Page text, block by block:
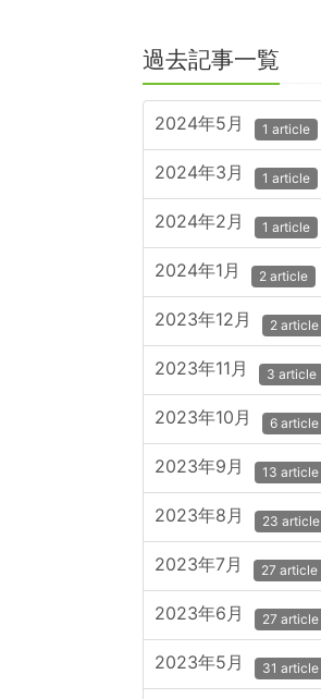
過去記事一覧
2024年5月 1 article
2024年3月 1 article
2024年2月 1 article
2024年1月 2 article
2023年12月 2 article
2023年11月 3 article
2023年10月 6 article
2023年9月 13 article
2023年8月 23 article
2023年7月 27 article
2023年6月 27 article
2023年5月 31 article